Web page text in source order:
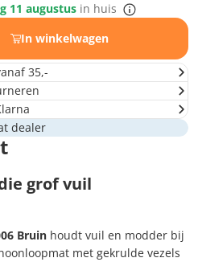
11 augustus in huis
In winkelwagen
35,-
dealer
grof vuil
Bruin houdt vuil en modder bij
met gekrulde vezels